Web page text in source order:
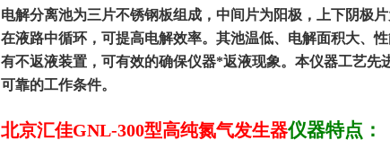
电解分离池为三片不锈钢板组成，中间片为阳极，上下阴极
在液路中循环，可提高电解效率。其池温低、电解面积大、
有不返液装置，可有效的确保仪器*返液现象。本仪器工艺先
可靠的工作条件。
北京汇佳GNL-300型高纯氮气发生器仪器特点：